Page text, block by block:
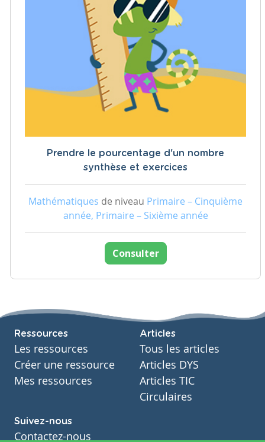
Prendre le pourcentage d'un nombre
synthèse et exercices
Mathématiques de niveau Primaire – Cinquième
année, Primaire – Sixième année
Consulter
Ressources
Les ressources
Créer une ressource
Mes ressources
Articles
Tous les articles
Articles DYS
Articles TIC
Circulaires
Suivez-nous
Contactez-nous